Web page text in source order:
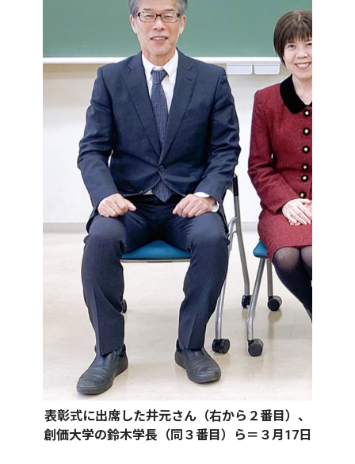
表彰式に出席した井元さん（右から２番目）、
創価大学の鈴木学長（同３番目）ら＝３月17日